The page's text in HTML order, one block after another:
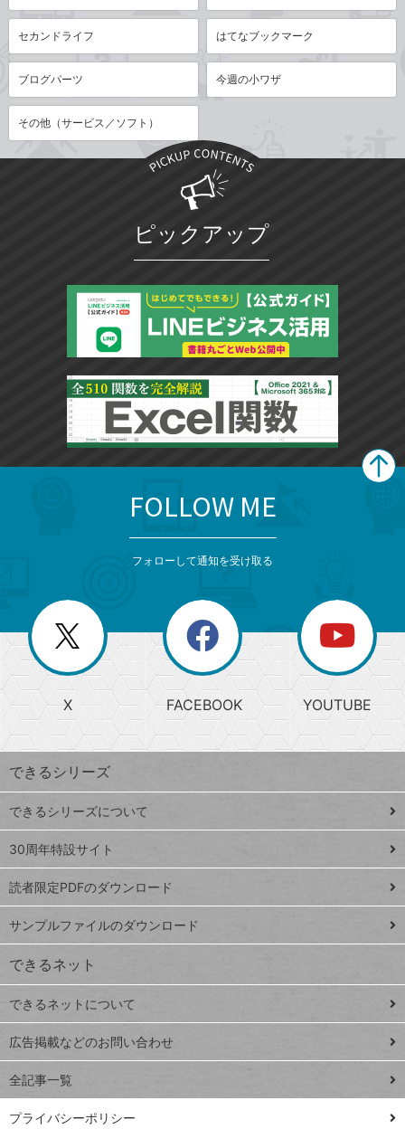
セカンドライフ はてなブックマーク
ブログパーツ 今週の小ワザ
その他（サービス／ソフト）
ピックアップ
じ
る
search
検
索
上
昇
ワ
ー
ド
Google
スプレ
ッドシ
ート
iPhone
VLOOKUP
close
閉じ
る
閉
じ
る
ー
か
ら
探
す
ト
ッ
プ
ペ
ジ
連載
Excel Q&A
トイアンナ流仕
事術
ではじめる業務
FOLLOW ME
フォローして通知を受け取る
X FACEBOOK YOUTUBE
できるシリーズ
できるシリーズについて
30周年特設サイト
読者限定PDFのダウンロード
サンプルファイルのダウンロード
できるネット
できるネットについて
広告掲載などのお問い合わせ
全記事一覧
プライバシーポリシー